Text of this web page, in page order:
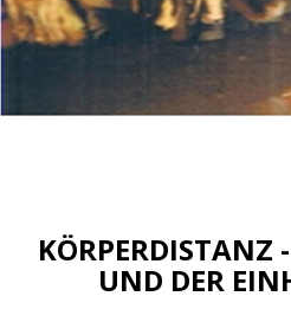
KÖRPERDISTANZ
UND DER